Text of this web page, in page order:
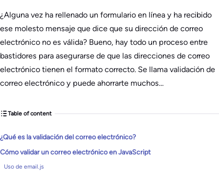
¿Alguna vez ha rellenado un formulario en línea y ha recibido
ese molesto mensaje que dice que su dirección de correo
electrónico no es válida? Bueno, hay todo un proceso entre
bastidores para asegurarse de que las direcciones de correo
electrónico tienen el formato correcto. Se llama validación de
correo electrónico y puede ahorrarte muchos…
Table of content
¿Qué es la validación del correo electrónico?
Cómo validar un correo electrónico en JavaScript
Uso de email.js